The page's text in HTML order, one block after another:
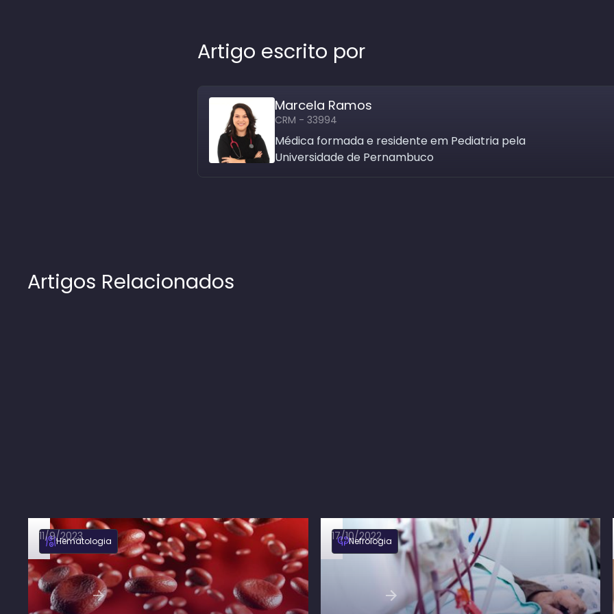
Artigo escrito por
Marcela Ramos
CRM - 33994
Médica formada e residente em Pediatria pela
Universidade de Pernambuco
Artigos Relacionados
Hematologia
11/9/2023
Mieloma múltiplo: sintomas, diagnóstico
e tratamento
Ler artigo
Nefrologia
17/10/2022
Evidências sobre a terapia de reposição
renal no choque séptico